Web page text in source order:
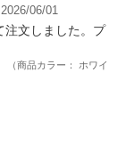
06/01
注文しました。プ
（商品カラー： ホワイ